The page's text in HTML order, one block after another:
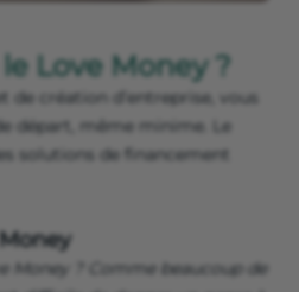
Love Money ?
de création d’entreprise, vous
départ, même minime. Le
solutions de financement
Money ? Comme beaucoup de